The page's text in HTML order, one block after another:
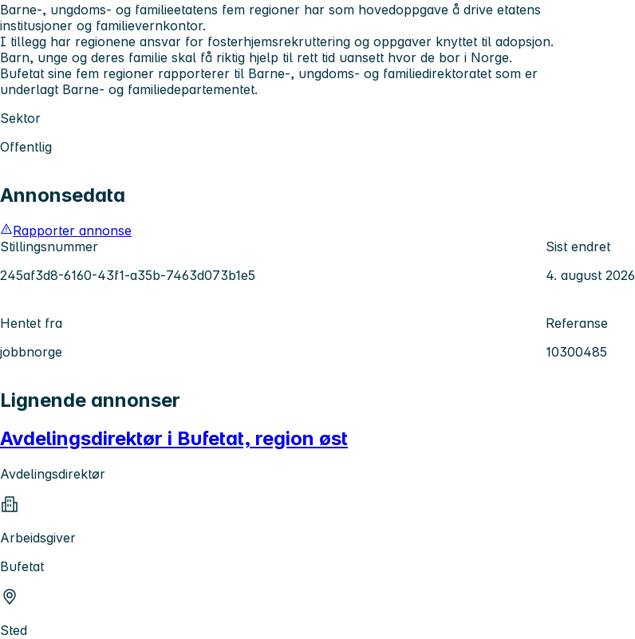
Barne-, ungdoms- og familieetatens fem regioner har som hovedoppgave å drive etatens
institusjoner og familievernkontor.
I tillegg har regionene ansvar for fosterhjemsrekruttering og oppgaver knyttet til adopsjon.
Barn, unge og deres familie skal få riktig hjelp til rett tid uansett hvor de bor i Norge.
Bufetat sine fem regioner​ rapporterer til Barne-, ungdoms- og familiedirektoratet som er
underlagt Barne- og familiedepartementet.
Sektor
Offentlig
Annonsedata
Rapporter annonse
Stillingsnummer
245af3d8-6160-43f1-a35b-7463d073b1e5
Sist endret
4. august 2026
Hentet fra
jobbnorge
Referanse
10300485
Lignende annonser
Avdelingsdirektør i Bufetat, region øst
Avdelingsdirektør
Arbeidsgiver
Bufetat
Sted